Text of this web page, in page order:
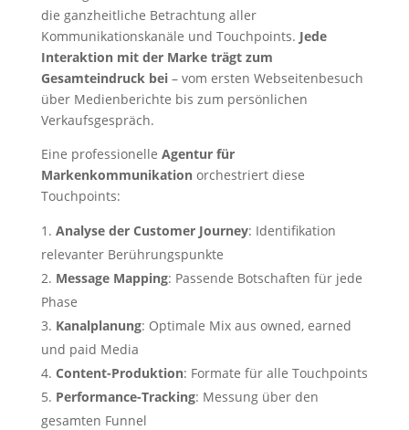
die ganzheitliche Betrachtung aller
Kommunikationskanäle und Touchpoints. Jede
Interaktion mit der Marke trägt zum
Gesamteindruck bei– vom ersten Webseitenbesuch
über Medienberichte bis zum persönlichen
Verkaufsgespräch.
Eine professionelle Agentur für
Markenkommunikationorchestriert diese
Touchpoints:
Analyse der Customer Journey: Identifikation
relevanter Berührungspunkte
Message Mapping: Passende Botschaften für jede
Phase
Kanalplanung: Optimale Mix aus owned, earned
und paid Media
Content-Produktion: Formate für alle Touchpoints
Performance-Tracking: Messung über den
gesamten Funnel